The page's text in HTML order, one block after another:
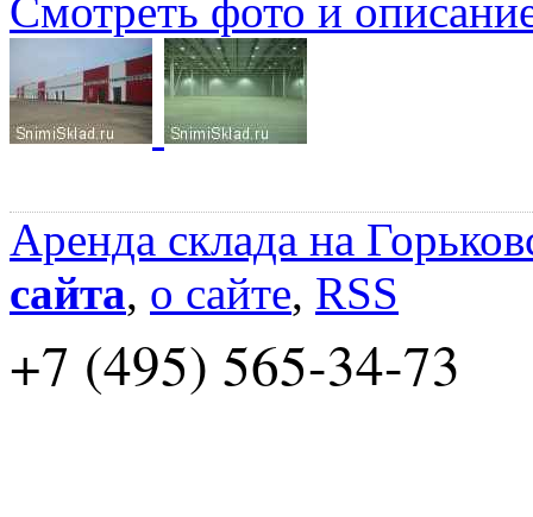
Смотреть фото и
Аренда склада на
сайта, о сайте, RSS
+7 (495) 565-34-73